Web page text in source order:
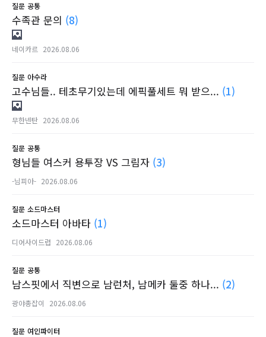
질문 공통
수족관 문의 (8)
네이카르 2026.08.06
질문 아수라
고수님들.. 테초무기있는데 에픽풀세트 뭐 받으... (1)
무한넨탄 2026.08.06
질문 공통
형님들 여스커 용투장 VS 그림자 (3)
-님피아- 2026.08.06
질문 소드마스터
소드마스터 아바타 (1)
디어사이드럽 2026.08.06
질문 공통
남스핏에서 직변으로 남런처, 남메카 둘중 하나... (2)
광야총잡이 2026.08.06
질문 여인파이터